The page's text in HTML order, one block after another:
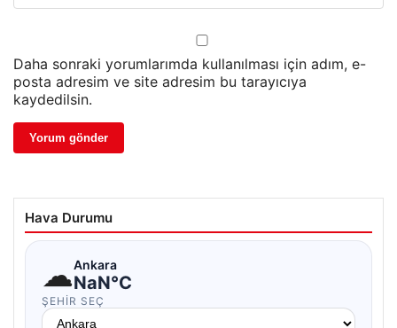
Daha sonraki yorumlarımda kullanılması için adım, e-
posta adresim ve site adresim bu tarayıcıya
kaydedilsin.
Hava Durumu
☁Ankara
NaN°C
ŞEHIR SEÇ